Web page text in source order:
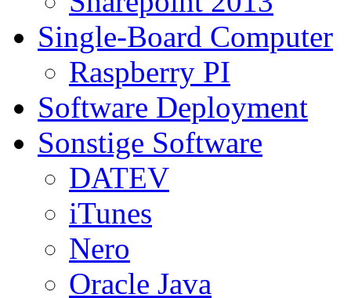
Single-Board Computer
Raspberry PI
Software Deployment
Sonstige Software
DATEV
iTunes
Nero
Oracle Java